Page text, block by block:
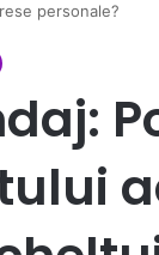
personale?